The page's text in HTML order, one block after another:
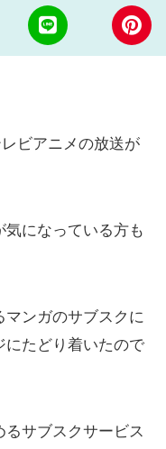
ビアニメの放送が
になっている方も
ンガのサブスクに
にたどり着いたので
サブスクサービス